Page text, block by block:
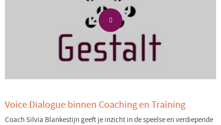
Voice Dialogue binnen Coaching en Training
Coach Silvia Blankestijn geeft je inzicht in de speelse en verdiepende